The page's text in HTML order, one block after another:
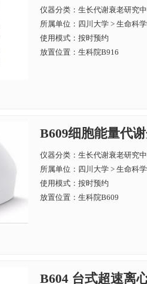
仪器分类：生长代谢衰老研究
所属单位： 四川大学 > 生命科
使用模式：按时预约
放置位置：生科院B916
B609细胞能量代
仪器分类：生长代谢衰老研究
所属单位： 四川大学 > 生命科
使用模式：按时预约
放置位置：生科院B609
B604 台式超速离